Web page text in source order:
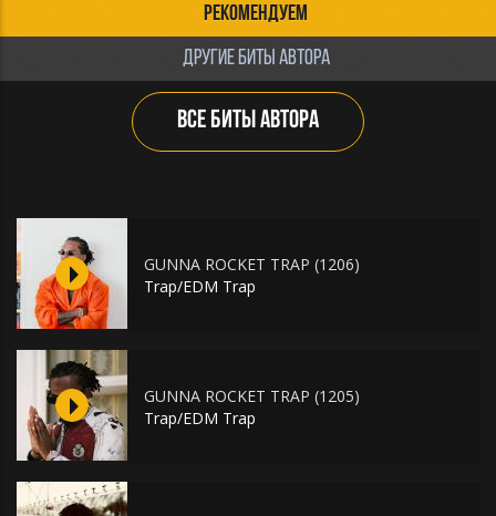
РЕКОМЕНДУЕМ
ДРУГИЕ БИТЫ АВТОРА
ВСЕ БИТЫ АВТОРА
GUNNA ROCKET TRAP (1206)
Trap/EDM Trap
GUNNA ROCKET TRAP (1205)
Trap/EDM Trap